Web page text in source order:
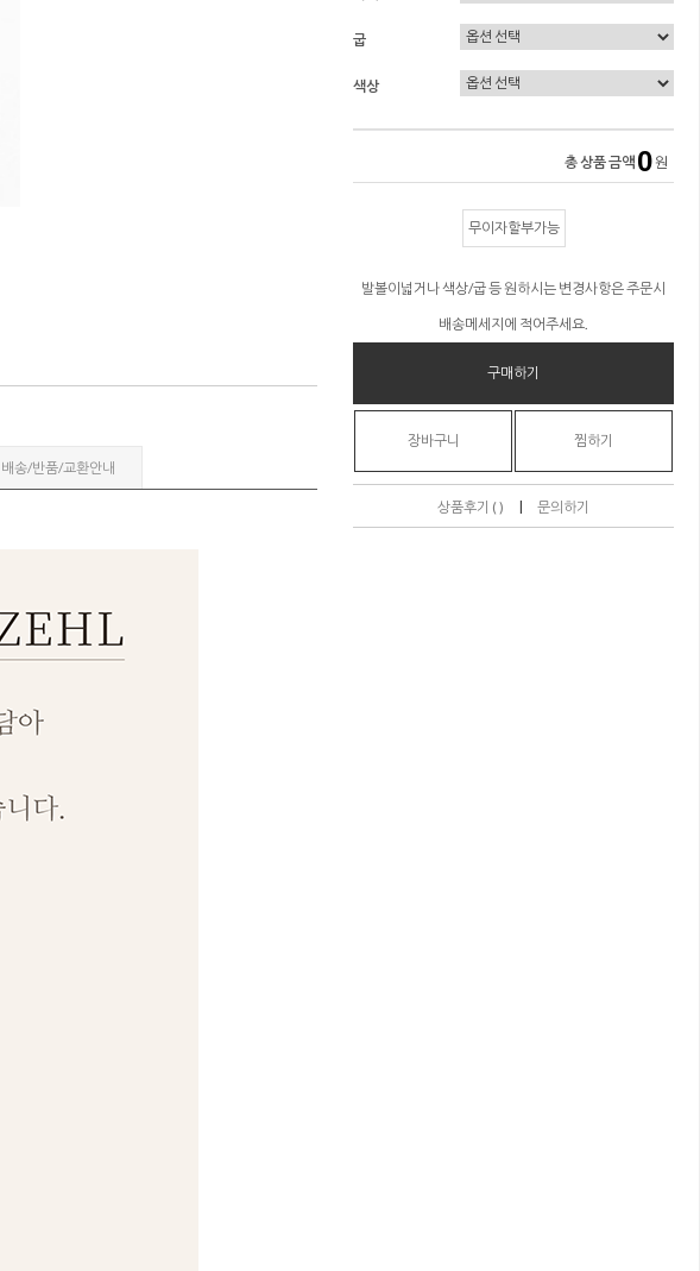
배송/반품/교환안내
굽
색상
총 상품 금액 0 원
무이자할부가능
발볼이넓거나 색상/굽 등 원하시는 변경사항은 주문시
배송메세지에 적어주세요.
구매하기
장바구니 찜하기
상품후기 ( ) | 문의하기